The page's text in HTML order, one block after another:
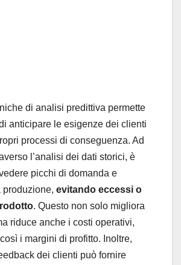
di analisi predittiva permette
anticipare le esigenze dei clienti
processi di conseguenza. Ad
l’analisi dei dati storici, è
picchi di domanda e
produzione, evitando eccessi o
. Questo non solo migliora
riduce anche i costi operativi,
i margini di profitto. Inoltre,
dei clienti può fornire